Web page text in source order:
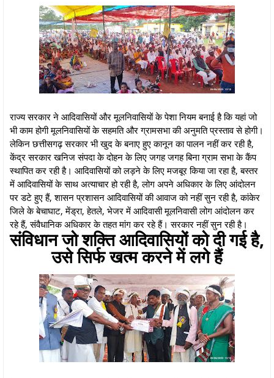
राज्य सरकार ने आदिवासियों और मूलनिवासियों के पेशा नियम बनाई है कि यहां जो
भी काम होगी मूलनिवासियों के सहमति और ग्रामसभा की अनुमति प्रस्ताव से होगी।
लेकिन छत्तीसगढ़ सरकार भी खुद के बनाए हुए कानून का पालन नहीं कर रही है,
केंद्र सरकार खनिज संपदा के दोहन के लिए जगह जगह बिना ग्राम सभा के कैंप
स्थापित कर रही है। आदिवासियों को लड़ने के लिए मजबूर किया जा रहा है, बस्तर
में आदिवासियों के साथ अत्याचार हो रही है, लोग अपने अधिकार के लिए आंदोलन
पर डटे हुए हैं, शासन प्रशासन आदिवासियों की आवाज को नहीं सुन रही है, कांकेर
जिले के बेचाघाट, मेंड्रा, हेतले, भेजर में आदिवासी मूलनिवासी लोग आंदोलन कर
रहे हैं, संवैधानिक अधिकार के तहत मांग कर रहे हैं। सरकार नहीं सुन रही है।
संविधान जो शक्ति आदिवासियों को दी गई है,
उसे सिर्फ खत्म करने में लगे हैं